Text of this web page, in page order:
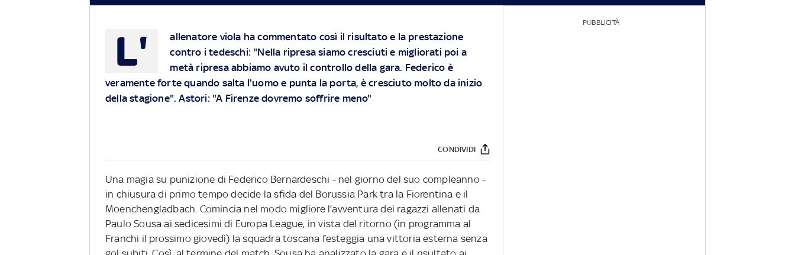
L'
allenatore viola ha commentato così il risultato e la prestazione
contro i tedeschi: "Nella ripresa siamo cresciuti e migliorati poi a
metà ripresa abbiamo avuto il controllo della gara. Federico è
veramente forte quando salta l'uomo e punta la porta, è cresciuto molto da inizio
della stagione". Astori: "A Firenze dovremo soffrire meno"
CONDIVIDI
Una magia su punizione di Federico Bernardeschi - nel giorno del suo compleanno -
in chiusura di primo tempo decide la sfida del Borussia Park tra la Fiorentina e il
Moenchengladbach. Comincia nel modo migliore l’avventura dei ragazzi allenati da
Paulo Sousa ai sedicesimi di Europa League, in vista del ritorno (in programma al
Franchi il prossimo giovedì) la squadra toscana festeggia una vittoria esterna senza
PUBBLICITÀ